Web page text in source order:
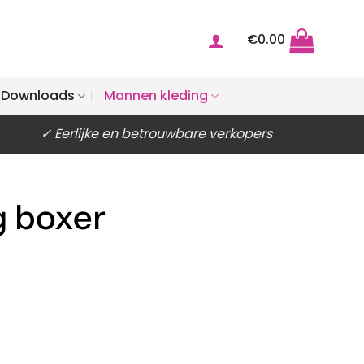
€0.00
Downloads Mannen kleding
✓ Eerlijke en betrouwbare verkopers
boxer